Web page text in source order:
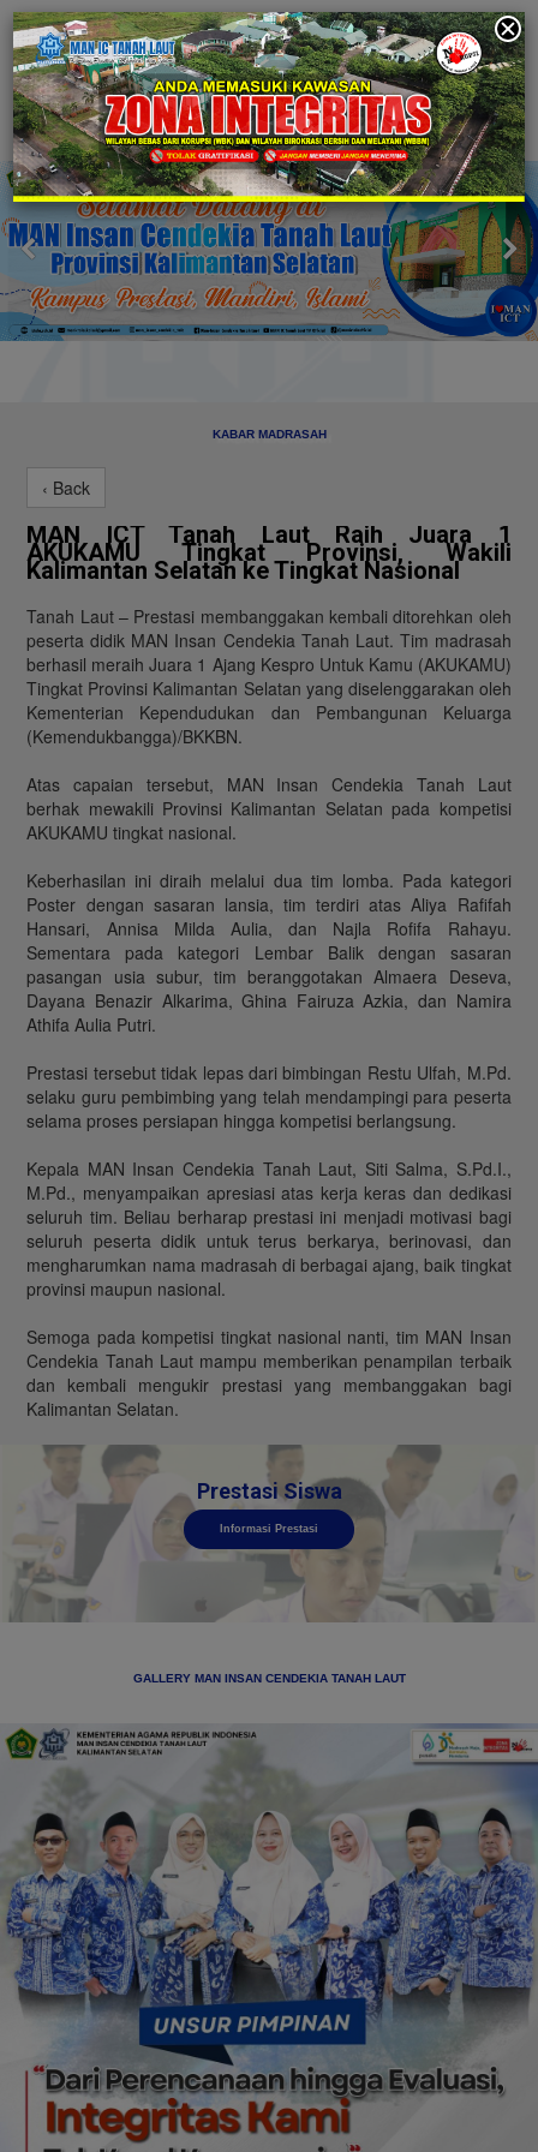
KABAR MADRASAH
‹ Back
MAN ICT Tanah Laut Raih Juara 1
AKUKAMU Tingkat Provinsi, Wakili
Kalimantan Selatan ke Tingkat Nasional
Tanah Laut – Prestasi membanggakan kembali ditorehkan oleh
peserta didik MAN Insan Cendekia Tanah Laut. Tim madrasah
berhasil meraih Juara 1 Ajang Kespro Untuk Kamu (AKUKAMU)
Tingkat Provinsi Kalimantan Selatan yang diselenggarakan oleh
Kementerian Kependudukan dan Pembangunan Keluarga
(Kemendukbangga)/BKKBN.
Atas capaian tersebut, MAN Insan Cendekia Tanah Laut
berhak mewakili Provinsi Kalimantan Selatan pada kompetisi
AKUKAMU tingkat nasional.
Keberhasilan ini diraih melalui dua tim lomba. Pada kategori
Poster dengan sasaran lansia, tim terdiri atas Aliya Rafifah
Hansari, Annisa Milda Aulia, dan Najla Rofifa Rahayu.
Sementara pada kategori Lembar Balik dengan sasaran
pasangan usia subur, tim beranggotakan Almaera Deseva,
Dayana Benazir Alkarima, Ghina Fairuza Azkia, dan Namira
Athifa Aulia Putri.
Prestasi tersebut tidak lepas dari bimbingan Restu Ulfah, M.Pd.
selaku guru pembimbing yang telah mendampingi para peserta
selama proses persiapan hingga kompetisi berlangsung.
Kepala MAN Insan Cendekia Tanah Laut, Siti Salma, S.Pd.I.,
M.Pd., menyampaikan apresiasi atas kerja keras dan dedikasi
seluruh tim. Beliau berharap prestasi ini menjadi motivasi bagi
seluruh peserta didik untuk terus berkarya, berinovasi, dan
mengharumkan nama madrasah di berbagai ajang, baik tingkat
provinsi maupun nasional.
Semoga pada kompetisi tingkat nasional nanti, tim MAN Insan
Cendekia Tanah Laut mampu memberikan penampilan terbaik
dan kembali mengukir prestasi yang membanggakan bagi
Kalimantan Selatan.
Prestasi Siswa
Informasi Prestasi
GALLERY MAN INSAN CENDEKIA TANAH LAUT